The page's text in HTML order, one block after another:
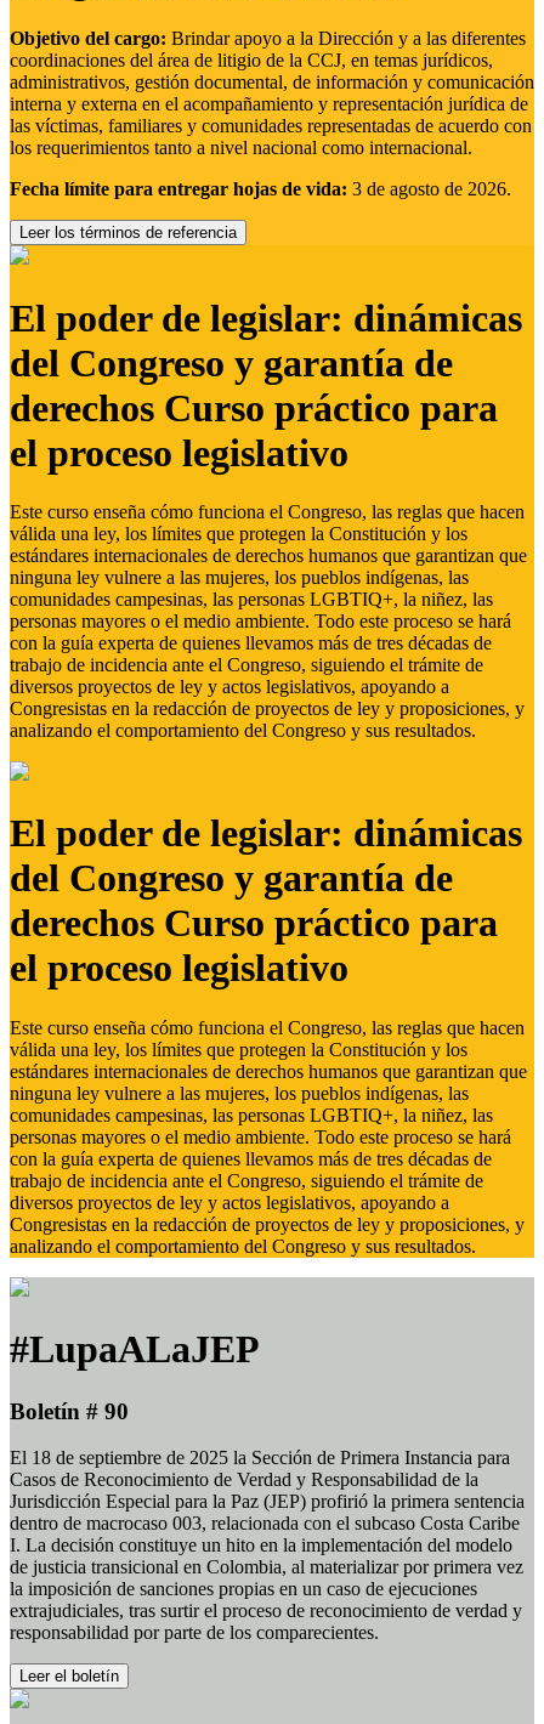
Objetivo del cargo: Brindar apoyo a la Dirección y a las diferentes
coordinaciones del área de litigio de la CCJ, en temas jurídicos,
administrativos, gestión documental, de información y comunicación
interna y externa en el acompañamiento y representación jurídica de
las víctimas, familiares y comunidades representadas de acuerdo con
los requerimientos tanto a nivel nacional como internacional.
Fecha límite para entregar hojas de vida: 3 de agosto de 2026.
Leer los términos de referencia
El poder de legislar: dinámicas
del Congreso y garantía de
derechos Curso práctico para
el proceso legislativo
Este curso enseña cómo funciona el Congreso, las reglas que hacen
válida una ley, los límites que protegen la Constitución y los
estándares internacionales de derechos humanos que garantizan que
ninguna ley vulnere a las mujeres, los pueblos indígenas, las
comunidades campesinas, las personas LGBTIQ+, la niñez, las
personas mayores o el medio ambiente. Todo este proceso se hará
con la guía experta de quienes llevamos más de tres décadas de
trabajo de incidencia ante el Congreso, siguiendo el trámite de
diversos proyectos de ley y actos legislativos, apoyando a
Congresistas en la redacción de proyectos de ley y proposiciones, y
analizando el comportamiento del Congreso y sus resultados.
El poder de legislar: dinámicas
del Congreso y garantía de
derechos Curso práctico para
el proceso legislativo
Este curso enseña cómo funciona el Congreso, las reglas que hacen
válida una ley, los límites que protegen la Constitución y los
estándares internacionales de derechos humanos que garantizan que
ninguna ley vulnere a las mujeres, los pueblos indígenas, las
comunidades campesinas, las personas LGBTIQ+, la niñez, las
personas mayores o el medio ambiente. Todo este proceso se hará
con la guía experta de quienes llevamos más de tres décadas de
trabajo de incidencia ante el Congreso, siguiendo el trámite de
diversos proyectos de ley y actos legislativos, apoyando a
Congresistas en la redacción de proyectos de ley y proposiciones, y
analizando el comportamiento del Congreso y sus resultados.
#LupaALaJEP
Boletín # 90
El 18 de septiembre de 2025 la Sección de Primera Instancia para
Casos de Reconocimiento de Verdad y Responsabilidad de la
Jurisdicción Especial para la Paz (JEP) profirió la primera sentencia
dentro de macrocaso 003, relacionada con el subcaso Costa Caribe
I. La decisión constituye un hito en la implementación del modelo
de justicia transicional en Colombia, al materializar por primera vez
la imposición de sanciones propias en un caso de ejecuciones
extrajudiciales, tras surtir el proceso de reconocimiento de verdad y
responsabilidad por parte de los comparecientes.
Leer el boletín